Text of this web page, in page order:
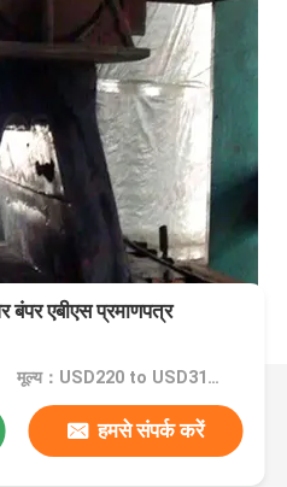
एबीएस प्रमाणपत्र
मूल्य：USD220 to USD3120 Per Piece
हमसे संपर्क करें